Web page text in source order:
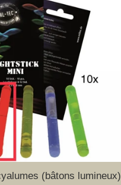
(bâtons lumineux)